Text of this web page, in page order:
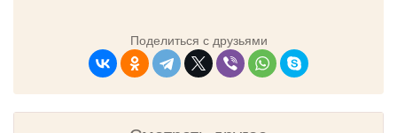
Поделиться с друзьями